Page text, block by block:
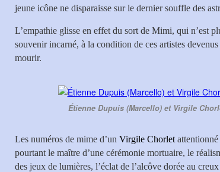
jeune icône ne disparaisse sur le dernier souffle des
L’empathie glisse en effet du sort de Mimi, qui n’est
souvenir incarné, à la condition de ces artistes
mourir.
Étienne Dupuis (Marcello) et Virgile
Les numéros de mime d’un Virgile Chorlet
pourtant le maître d’une cérémonie mortuaire, le
des jeux de lumières, l’éclat de l’alcôve dorée au